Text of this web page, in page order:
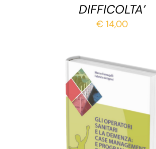
DIFFICOLTA’
€ 14,00
AGGIUNGI AL CARRELLO